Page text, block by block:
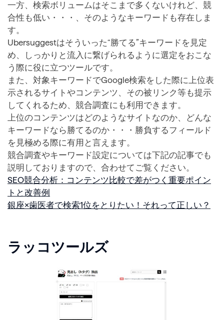
一方、検索ボリュームはそこまで多くないけれど、競
合性も低い・・・、そのようなキーワードも存在しま
す。
Ubersuggestはそういった“勝てる”キーワードを見定
め、しっかりと流入に繋げられるように選定をおこな
う際に役に立つツールです。
また、対象キーワードでGoogle検索をした際に上位表
示されるサイトやコンテンツ、その被リンク等も提示
してくれるため、競合調査にも利用できます。
上位のコンテンツはどのようなサイトなのか、どんな
キーワードなら勝てるのか・・・勝負するフィールド
を見極める際に有用と言えます。
競合調査やキーワード設定については下記の記事でも
説明しておりますので、合わせてご覧ください。
SEO競合分析：コンテンツ比較で差がつく重要ポイン
トと改善例
銀座×歯医者で検索1位をとりたい！それって正しい？
ラッコツールズ